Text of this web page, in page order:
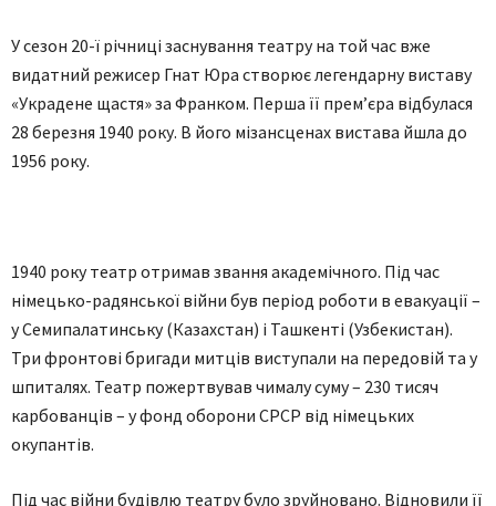
У сезон 20-ї річниці заснування театру на той час вже
видатний режисер Гнат Юра створює легендарну виставу
«Украдене щастя» за Франком. Перша її прем’єра відбулася
28 березня 1940 року. В його мізансценах вистава йшла до
1956 року.
1940 року театр отримав звання академічного. Під час
німецько-радянської війни був період роботи в евакуації –
у Семипалатинську (Казахстан) і Ташкенті (Узбекистан).
Три фронтові бригади митців виступали на передовій та у
шпиталях. Театр пожертвував чималу суму – 230 тисяч
карбованців – у фонд оборони СРСР від німецьких
окупантів.
Під час війни будівлю театру було зруйновано. Відновили її